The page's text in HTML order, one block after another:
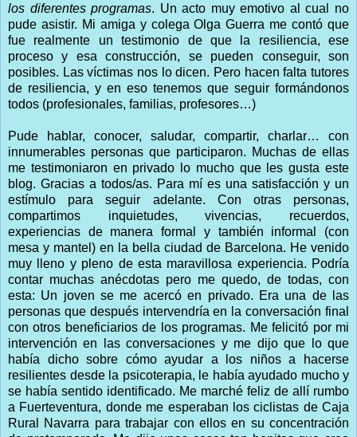
los diferentes programas. Un acto muy emotivo al cual no
pude asistir. Mi amiga y colega Olga Guerra me contó que
fue realmente un testimonio de que la resiliencia, ese
proceso y esa construcción, se pueden conseguir, son
posibles. Las víctimas nos lo dicen. Pero hacen falta tutores
de resiliencia, y en eso tenemos que seguir formándonos
todos (profesionales, familias, profesores…)
Pude hablar, conocer, saludar, compartir, charlar… con
innumerables personas que participaron. Muchas de ellas
me testimoniaron en privado lo mucho que les gusta este
blog. Gracias a todos/as. Para mí es una satisfacción y un
estímulo para seguir adelante. Con otras personas,
compartimos inquietudes, vivencias, recuerdos,
experiencias de manera formal y también informal (con
mesa y mantel) en la bella ciudad de Barcelona. He venido
muy lleno y pleno de esta maravillosa experiencia. Podría
contar muchas anécdotas pero me quedo, de todas, con
esta: Un joven se me acercó en privado. Era una de las
personas que después intervendría en la conversación final
con otros beneficiarios de los programas. Me felicitó por mi
intervención en las conversaciones y me dijo que lo que
había dicho sobre cómo ayudar a los niños a hacerse
resilientes desde la psicoterapia, le había ayudado mucho y
se había sentido identificado. Me marché feliz de allí rumbo
a Fuerteventura, donde me esperaban los ciclistas de Caja
Rural Navarra para trabajar con ellos en su concentración